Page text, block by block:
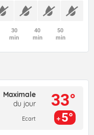
30
min
40
min
50
min
Maximale
du jour
Ecart
33°
5°